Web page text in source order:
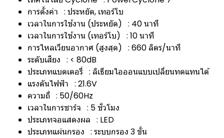
การตั้งค่า : ประหยัด, เทอร์โบ
เวลาในการใช้งาน (ประหยัด) : 40 นาที
เวลาในการใช้งาน (เทอร์โบ) : 10 นาที
การไหลเวียนอากาศ (สูงสุด) : 660 ลิตร/นาที
ระดับเสียง : < 80dB
ประเภทแบตเตอรี่ : ลิเธียมไอออนแบบเปลี่ยนทดแทนได้
แรงดันไฟฟ้า : 21.6V
ความถี่ : 50/60Hz
เวลาในการชาร์จ : 5 ชั่วโมง
ประเภทจอแสดงผล : LED
ประเภทแผ่นกรอง : ระบบกรอง 3 ขั้น